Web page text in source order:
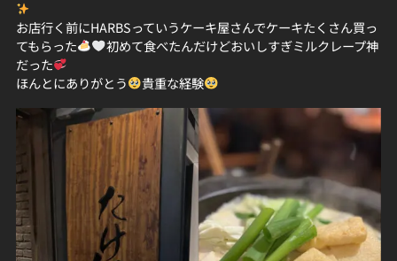
お店行く前にHARBSっていうケーキ屋さんでケーキたくさん買っ
てもらった
初めて食べたんだけどおいしすぎミルクレープ神
だった
ほんとにありがとう
貴重な経験